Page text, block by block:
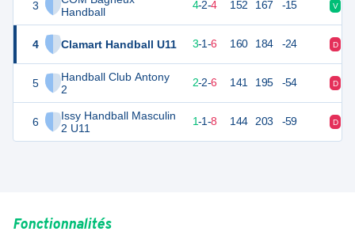
3
Handball
4 Clamart Handball U11
5
Handball Club Antony
2
6
Issy Handball Masculin
2 U11
4-2-4 152 167 -15 V
17 10 3-1-6 160 184 -24 D
16 10 2-2-6 141 195 -54 D
13 10 1-1-8 144 203 -59 D
Fonctionnalités